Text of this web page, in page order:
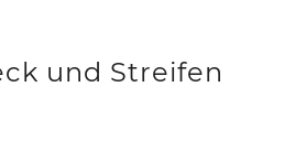
und Streifen